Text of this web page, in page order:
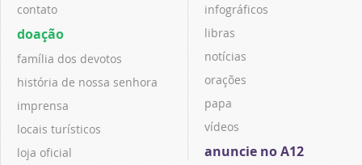
contato
doação
família dos devotos
história de nossa senhora
imprensa
locais turísticos
loja oficial
infográficos
libras
notícias
orações
papa
vídeos
anuncie no A12